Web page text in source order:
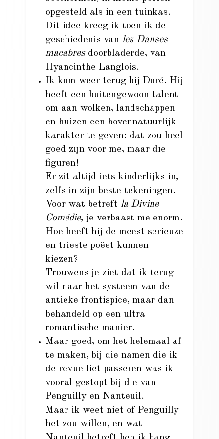
opgesteld als in een tuinkas.
Dit idee kreeg ik toen ik de
geschiedenis van les Danses
macabresdoorbladerde, van
Hyancinthe Langlois.
Ik kom weer terug bij Doré. Hij
heeft een buitengewoon talent
om aan wolken, landschappen
en huizen een bovennatuurlijk
karakter te geven: dat zou heel
goed zijn voor me, maar die
figuren!
Er zit altijd iets kinderlijks in,
zelfs in zijn beste tekeningen.
Voor wat betreft la Divine
Comédie, je verbaast me enorm.
Hoe heeft hij de meest serieuze
en trieste poëet kunnen
kiezen?
Trouwens je ziet dat ik terug
wil naar het systeem van de
antieke frontispice, maar dan
behandeld op een ultra
romantische manier.
Maar goed, om het helemaal af
te maken, bij die namen die ik
de revue liet passeren was ik
vooral gestopt bij die van
Penguilly en Nanteuil.
Maar ik weet niet of Penguilly
het zou willen, en wat